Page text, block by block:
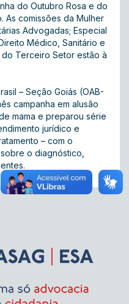
do Outubro Rosa e do
As comissões da Mulher
Advogadas; Especial
Médico, Sanitário e
Terceiro Setor estão à
– Seção Goiás (OAB-
campanha em alusão
mama e preparou série
jurídico e
– com o
o diagnóstico,